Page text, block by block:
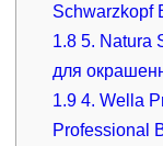
Schwarzkopf
1.8 5. Natura
для
1.9 4. Wella
Professional